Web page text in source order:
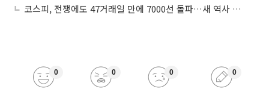
코스피, 전쟁에도 47거래일 만에 7000선 돌파…새 역사 쓴 韓증시
0 0 0 0